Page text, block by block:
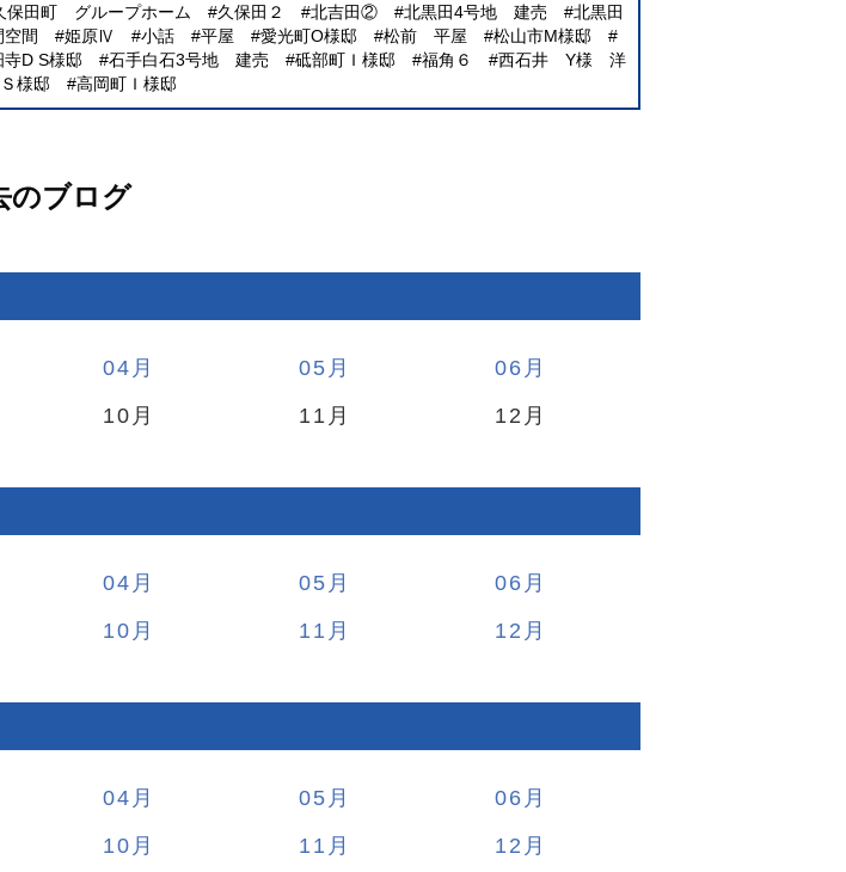
保田町 グループホーム 久保田２ 北吉田② 北黒田4号地 建売
北黒田
空間 姫原Ⅳ 小話 平屋 愛光町O様邸 松前 平屋
松山市M様邸
寺D S様邸 石手白石3号地 建売 砥部町Ｉ様邸 福角６
西石井 Y様 洋
様邸 高岡町Ｉ様邸
のブログ
04 05
06
10 11 12
04 05
06
10 11 12
04 05
06
10 11 12